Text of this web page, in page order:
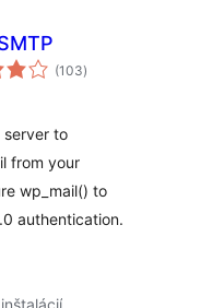
(103celkové
hodnotenie
)
server to
from your
wp_mail() to
authentication.